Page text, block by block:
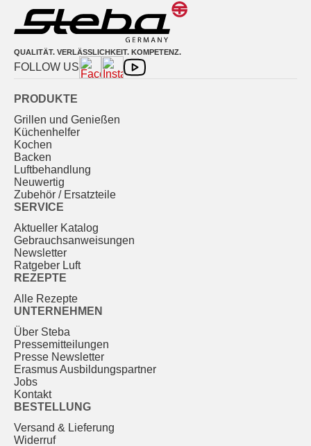
QUALITÄT. VERLÄSSLICHKEIT. KOMPETENZ.
FOLLOW US
PRODUKTE
Grillen und Genießen
Küchenhelfer
Kochen
Backen
Luftbehandlung
Neuwertig
Zubehör / Ersatzteile
SERVICE
Aktueller Katalog
Gebrauchs­anweisungen
Newsletter
Ratgeber Luft
REZEPTE
Alle Rezepte
UNTERNEHMEN
Über Steba
Pressemitteilungen
Presse Newsletter
Erasmus Ausbildungspartner
Jobs
Kontakt
BESTELLUNG
Versand & Lieferung
Widerruf